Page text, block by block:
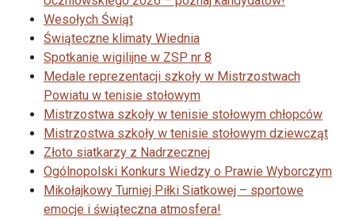
Wesołych Świąt
Świąteczne klimaty Wiednia
Spotkanie wigilijne w ZSP nr 8
Medale reprezentacji szkoły w Mistrzostwach
Powiatu w tenisie stołowym
Mistrzostwa szkoły w tenisie stołowym chłopców
Mistrzostwa szkoły w tenisie stołowym dziewcząt
Złoto siatkarzy z Nadrzecznej
Ogólnopolski Konkurs Wiedzy o Prawie Wyborczym
Mikołajkowy Turniej Piłki Siatkowej – sportowe
emocje i świąteczna atmosfera!